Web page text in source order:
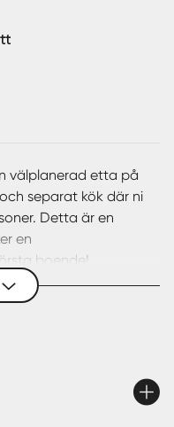
välplanerad etta på
separat kök där ni
Detta är en
en
boende!
våningen i ett hus
en perfekt plats för
koppla av efter en